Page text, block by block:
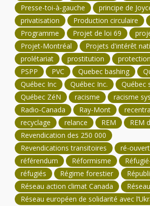
Presse-toi-à-gauche
principe de
privatisation
Production circulaire
Programme
Projet de loi 69
Projet-Montréal
Projets d'intérêt
prolétariat
prostitution
PSPP
PVC Quebec bashing
Québec Inc
Québec Inc.
Québec
Québec ZéN
racisme
racisme
Radio-Canada
Ray-Mont
recyclage
relance REM
REM
Revendication des 250 000
Revendications transitoires
ré-
référendum
Réformisme
réfugiés
Régime forestier
Réseau action climat Canada
Réseau européen de solidarité avec